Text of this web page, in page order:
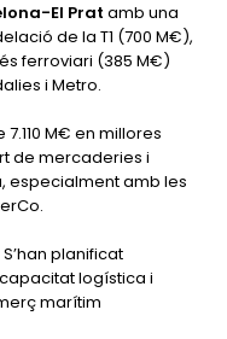
El Pratamb una
de la T1 (700 M€),
ferroviari (385 M€)
i Metro.
7.110 M€ en millores
de mercaderies i
especialment amb les
S’han planificat
logística i
marítim